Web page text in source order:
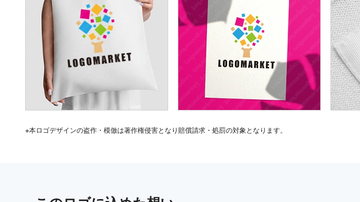
※本ロゴデザインの盗作・模倣は著作権侵害となり賠償請求・処罰の対象となります。